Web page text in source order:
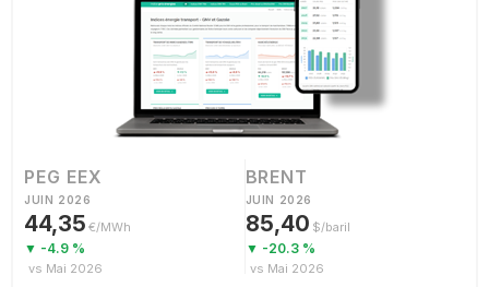
PEG EEX
JUIN 2026
44,35 €/MWh
▼ -4.9 %
vs Mai 2026
BRENT
JUIN 2026
85,40 $/baril
▼ -20.3 %
vs Mai 2026